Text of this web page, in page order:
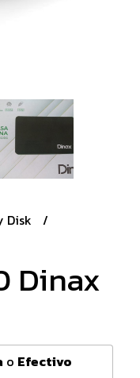
Disk
Dinax
o Efectivo